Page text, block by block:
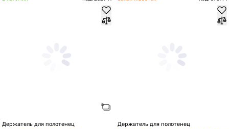
Держатель для полотенец Держатель для полотенец